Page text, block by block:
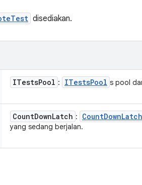
disediakan.
ITestsPool : ITestsPool s pool
CountDownLatch : CountDownLatch
yang sedang berjalan.